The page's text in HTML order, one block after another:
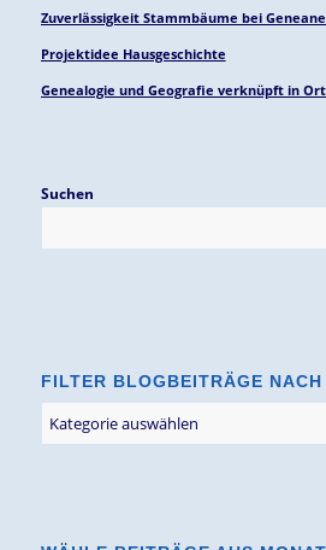
Zuverlässigkeit Stammbäume bei
Projektidee Hausgeschichte
Genealogie und Geografie verknüpft in
Suchen
FILTER BLOGBEITRÄGE NACH
Blogbeiträge